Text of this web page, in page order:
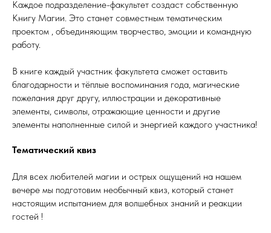
Каждое подразделение-факультет создаст собственную
Книгу Магии. Это станет совместным тематическим
проектом , объединяющим творчество, эмоции и командную
работу.
В книге каждый участник факультета сможет оставить
благодарности и тёплые воспоминания года, магические
пожелания друг другу, иллюстрации и декоративные
элементы, символы, отражающие ценности и другие
элементы наполненные силой и энергией каждого участника!
Тематический квиз
Для всех любителей магии и острых ощущений на нашем
вечере мы подготовим необычный квиз, который станет
настоящим испытанием для волшебных знаний и реакции
гостей !